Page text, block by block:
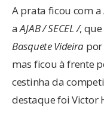
A prata ficou com a
aAJAB / SECEL /,
Basquete Videira
mas ficou à frente
cestinha da
destaque foi Victor